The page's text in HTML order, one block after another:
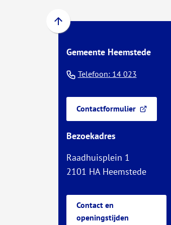
Scroll
boven
het
Gemeente Heemstede
Telefoon: 14 023(Verwijst
Contactformulier
(Verwijst
een
externe
website)
Bezoekadres
Raadhuisplein 1
2101 HA Heemstede
Contact en
openingstijden